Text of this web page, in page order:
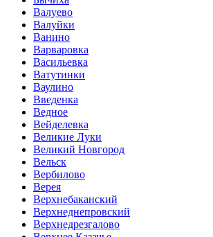
Валуево
Валуйки
Ванино
Варваровка
Васильевка
Ватутинки
Ваулино
Введенка
Ведное
Вейделевка
Великие Луки
Великий Новгород
Вельск
Вербилово
Верея
Верхнебаканский
Верхнеднепровский
Верхнедрезгалово